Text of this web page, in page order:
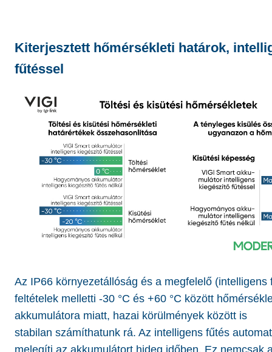
Kiterjesztett hőmérsékleti határok,
fűtéssel
Az IP66 környezetállóság és a megfelelő (intelligens
feltételek melletti -30 °C és +60 °C között
akkumulátora miatt, hazai körülmények között is
stabilan számíthatunk rá. Az intelligens fűtés
melegíti az akkumulátort hideg időben. Ez nemcsak